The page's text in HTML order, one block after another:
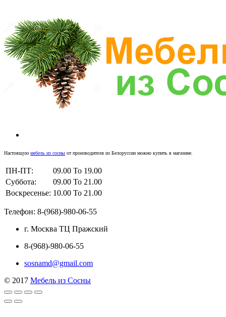
Настоящую мебель из сосны от производителя из Белоруссии можно купить в магазине.
ПН-ПТ:
09.00 To 19.00
Суббота:
09.00 To 21.00
Воскресенье: 10.00 To 21.00
Телефон: 8-(968)-980-06-55
г. Москва ТЦ Пражский
8-(968)-980-06-55
sosnamd@gmail.com
© 2017 Мебель из Сосны